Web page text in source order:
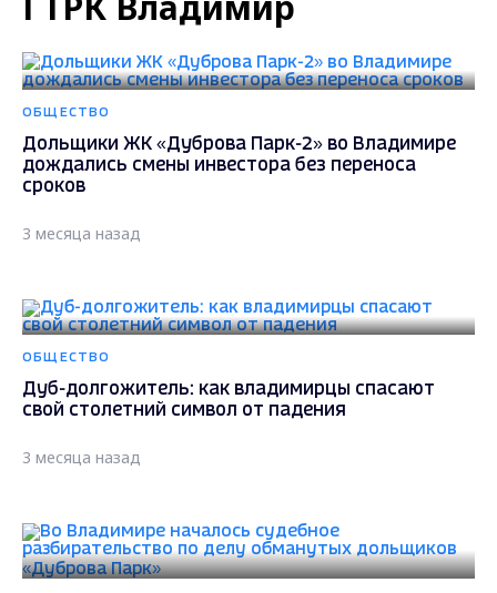
ОБЩЕСТВО
Дольщики ЖК «Дуброва Парк-2» во Владимире
дождались смены инвестора без переноса
сроков
3 месяца назад
ОБЩЕСТВО
Дуб-долгожитель: как владимирцы спасают
свой столетний символ от падения
3 месяца назад